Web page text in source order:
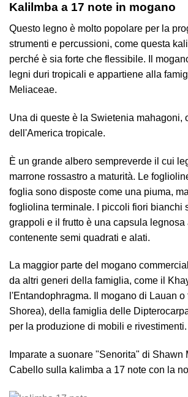
Kalilmba a 17 note in mogano
Questo legno è molto popolare per la
strumenti e percussioni, come questa
perché è sia forte che flessibile. Il
legni duri tropicali e appartiene alla
Meliaceae.
Una di queste è la Swietenia mahagoni,
dell'America tropicale.
È un grande albero sempreverde il cui
marrone rossastro a maturità. Le
foglia sono disposte come una piuma,
fogliolina terminale. I piccoli fiori bianchi
grappoli e il frutto è una capsula legnosa
contenente semi quadrati e alati.
La maggior parte del mogano
da altri generi della famiglia, come il
l'Entandophragma. Il mogano di Lauan
Shorea), della famiglia delle
per la produzione di mobili e rivestimenti.
Imparate a suonare "Senorita" di Shawn
Cabello sulla kalimba a 17 note con la